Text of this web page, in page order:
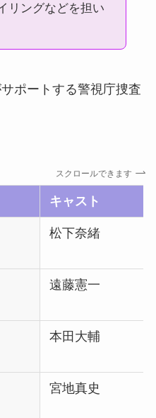
リングなどを担い
ポートする警視庁捜査
スクロールできます
キャスト
松下奈緒
遠藤憲一
本田大輔
宮地真史